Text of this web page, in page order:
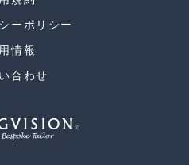
ーポリシー
情報
合わせ